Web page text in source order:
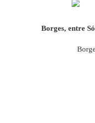
Borges, entre